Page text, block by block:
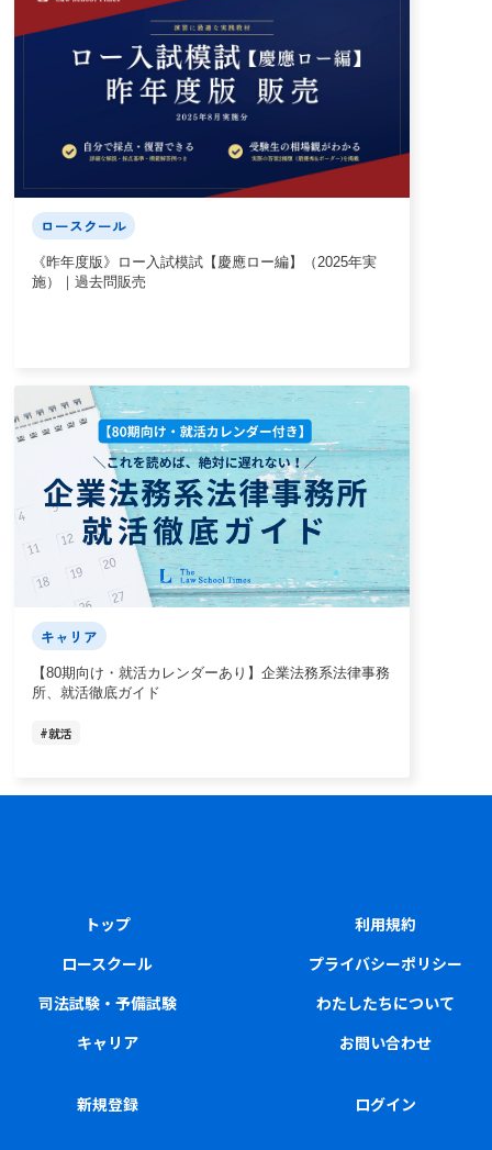
ロースクール
《昨年度版》ロー入試模試【慶應ロー編】（2025年実
施）｜過去問販売
キャリア
【80期向け・就活カレンダーあり】企業法務系法律事務
所、就活徹底ガイド
#就活
トップ
ロースクール
司法試験・予備試験
キャリア
利用規約
プライバシーポリシー
わたしたちについて
お問い合わせ
新規登録 ログイン